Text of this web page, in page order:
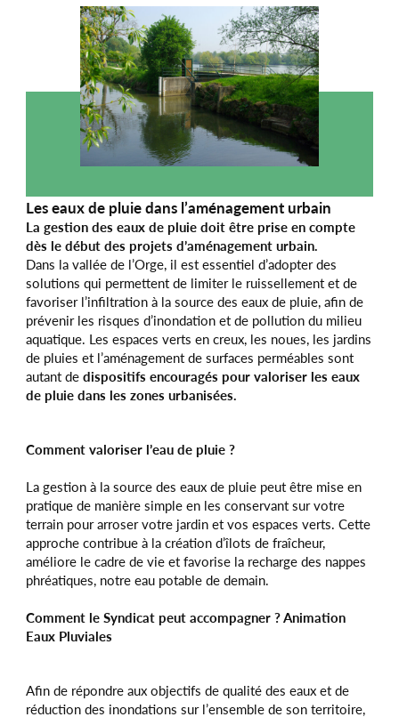
Les eaux de pluie dans l’aménagement urbain
La gestion des eaux de pluie doit être prise en compte
dès le début des projets d’aménagement urbain.
Dans la vallée de l’Orge, il est essentiel d’adopter des
solutions qui permettent de limiter le ruissellement et de
favoriser l’infiltration à la source des eaux de pluie, afin de
prévenir les risques d’inondation et de pollution du milieu
aquatique. Les espaces verts en creux, les noues, les jardins
de pluies et l’aménagement de surfaces perméables sont
autant dedispositifs encouragés pour valoriser les eaux
de pluie dans les zones urbanisées.
Comment valoriser l’eau de pluie ?
La gestion à la source des eaux de pluie peut être mise en
pratique de manière simple en les conservant sur votre
terrain pour arroser votre jardin et vos espaces verts. Cette
approche contribue à la création d’îlots de fraîcheur,
améliore le cadre de vie et favorise la recharge des nappes
phréatiques, notre eau potable de demain.
Comment le Syndicat peut accompagner ? Animation
Eaux Pluviales
Afin de répondre aux objectifs de qualité des eaux et de
réduction des inondations sur l’ensemble de son territoire,